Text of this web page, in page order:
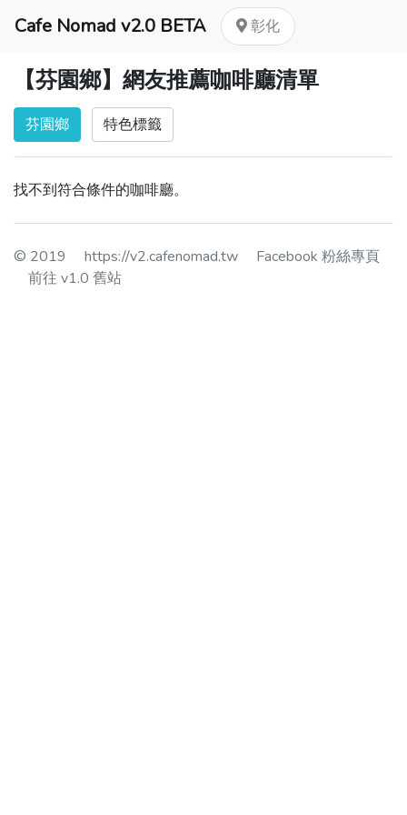
Cafe Nomad v2.0 BETA 彰化
【芬園鄉】網友推薦咖啡廳清單
芬園鄉 特色標籤
找不到符合條件的咖啡廳。
© 2019 https://v2.cafenomad.tw
Facebook 粉絲專頁
前往 v1.0 舊站